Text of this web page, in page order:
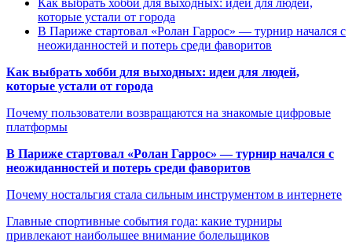
Как выбрать хобби для выходных: идеи для людей,
которые устали от города
В Париже стартовал «Ролан Гаррос» — турнир начался с
неожиданностей и потерь среди фаворитов
Как выбрать хобби для выходных: идеи для людей,
которые устали от города
Почему пользователи возвращаются на знакомые цифровые
платформы
В Париже стартовал «Ролан Гаррос» — турнир начался с
неожиданностей и потерь среди фаворитов
Почему ностальгия стала сильным инструментом в интернете
Главные спортивные события года: какие турниры
привлекают наибольшее внимание болельщиков